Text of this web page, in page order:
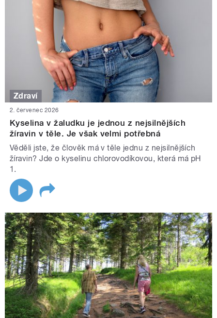
Zdraví
2. červenec 2026
Kyselina v žaludku je jednou z nejsilnějších
žíravin v těle. Je však velmi potřebná
Věděli jste, že člověk má v těle jednu z nejsilnějších
žíravin? Jde o kyselinu chlorovodíkovou, která má pH
1.